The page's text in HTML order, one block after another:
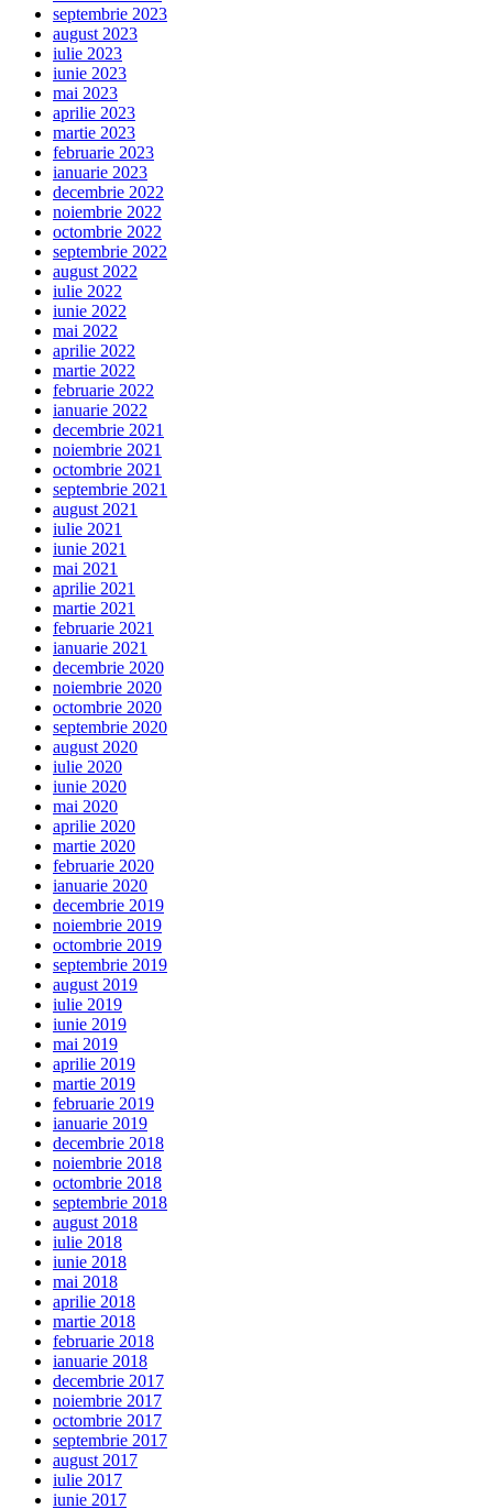
septembrie 2023
august 2023
iulie 2023
iunie 2023
mai 2023
aprilie 2023
martie 2023
februarie 2023
ianuarie 2023
decembrie 2022
noiembrie 2022
octombrie 2022
septembrie 2022
august 2022
iulie 2022
iunie 2022
mai 2022
aprilie 2022
martie 2022
februarie 2022
ianuarie 2022
decembrie 2021
noiembrie 2021
octombrie 2021
septembrie 2021
august 2021
iulie 2021
iunie 2021
mai 2021
aprilie 2021
martie 2021
februarie 2021
ianuarie 2021
decembrie 2020
noiembrie 2020
octombrie 2020
septembrie 2020
august 2020
iulie 2020
iunie 2020
mai 2020
aprilie 2020
martie 2020
februarie 2020
ianuarie 2020
decembrie 2019
noiembrie 2019
octombrie 2019
septembrie 2019
august 2019
iulie 2019
iunie 2019
mai 2019
aprilie 2019
martie 2019
februarie 2019
ianuarie 2019
decembrie 2018
noiembrie 2018
octombrie 2018
septembrie 2018
august 2018
iulie 2018
iunie 2018
mai 2018
aprilie 2018
martie 2018
februarie 2018
ianuarie 2018
decembrie 2017
noiembrie 2017
octombrie 2017
septembrie 2017
august 2017
iulie 2017
iunie 2017